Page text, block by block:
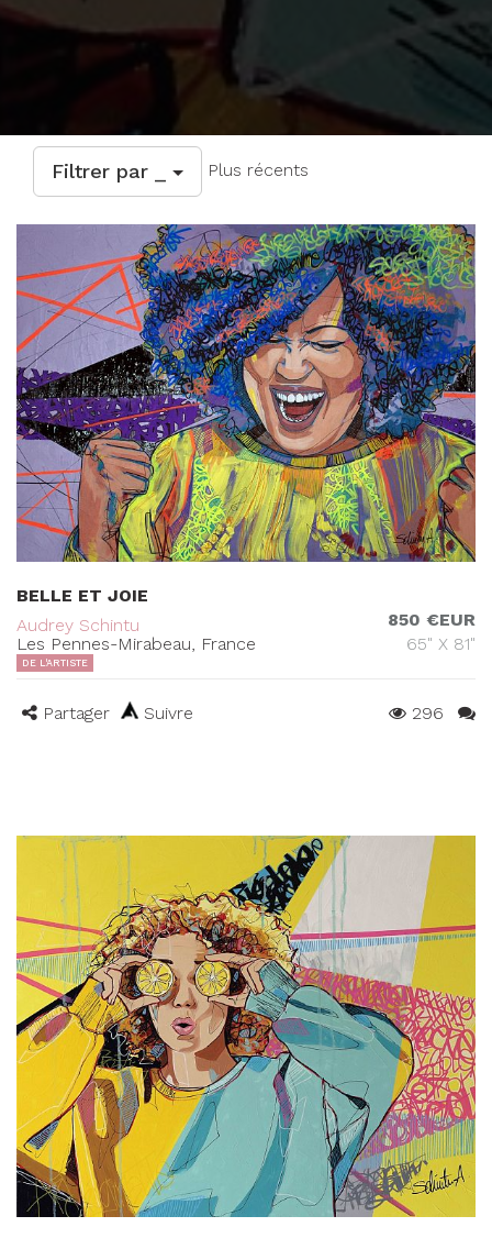
Filtrer par _ Plus récents
BELLE ET JOIE
Audrey Schintu
Les Pennes-Mirabeau, France
850 €EUR
65" X 81"
DE L'ARTISTE
Partager Suivre 296